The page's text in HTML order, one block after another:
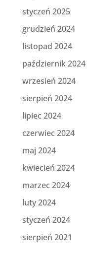
styczeń 2025
grudzień 2024
listopad 2024
październik 2024
wrzesień 2024
sierpień 2024
lipiec 2024
czerwiec 2024
maj 2024
kwiecień 2024
marzec 2024
luty 2024
styczeń 2024
sierpień 2021